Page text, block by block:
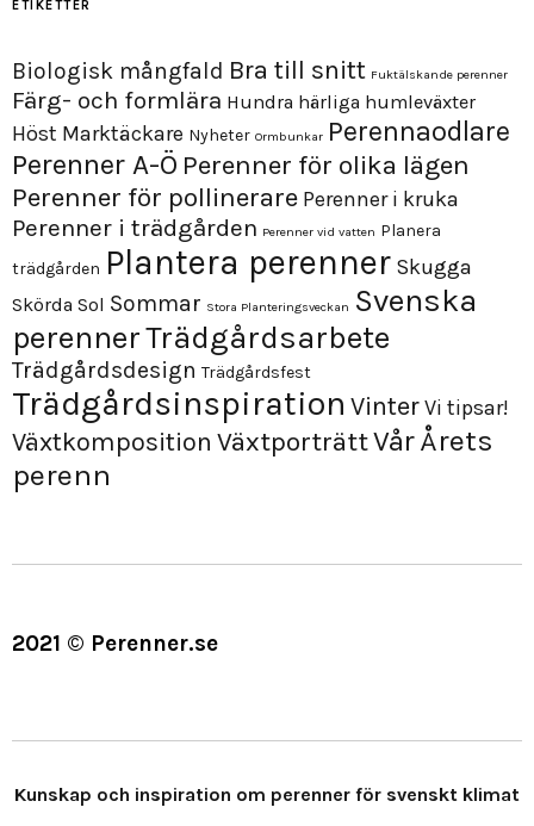
ETIKETTER
Biologisk mångfald Bra till snitt Fuktälskande perenner
Färg- och formlära Hundra härliga humleväxter
Höst Marktäckare Nyheter Ormbunkar Perennaodlare
Perenner A-Ö Perenner för olika lägen
Perenner för pollinerare Perenner i kruka
Perenner i trädgården Perenner vid vatten Planera
trädgården Plantera perenner Skugga
Skörda Sol Sommar Stora Planteringsveckan Svenska
perennerTrädgårdsarbete
Trädgårdsdesign Trädgårdsfest
Trädgårdsinspiration VinterVi tipsar!
Växtkomposition VäxtporträttVårÅrets
perenn
2021 © Perenner.se
Kunskap och inspiration om perenner för svenskt klimat